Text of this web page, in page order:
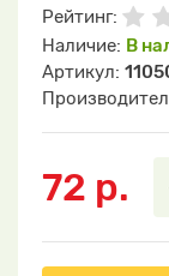
Рейтинг:
Наличие: В
Артикул:
72 р.